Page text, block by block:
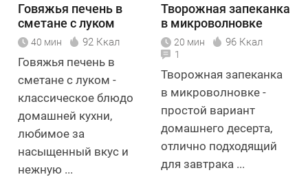
Говяжья печень в
сметане с луком
40 мин 92 Ккал
Говяжья печень в
сметане с луком -
классическое блюдо
домашней кухни,
любимое за
насыщенный вкус и
нежную ...
Творожная запеканка
в микроволновке
20 мин 96 Ккал
1
Творожная запеканка
в микроволновке -
простой вариант
домашнего десерта,
отлично подходящий
для завтрака ...